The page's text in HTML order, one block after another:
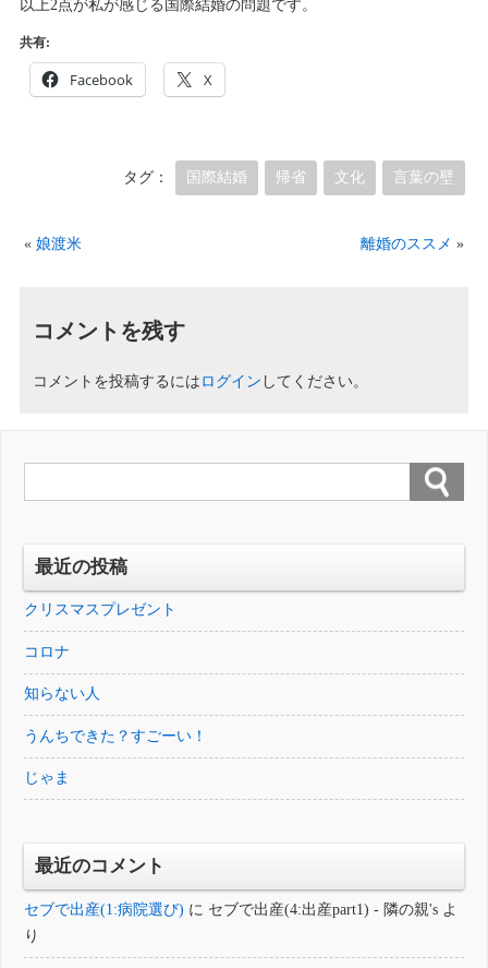
以上2点が私が感じる国際結婚の問題です。
共有:
Facebook X
タグ： 国際結婚 帰省 文化 言葉の壁
«娘渡米 離婚のススメ »
コメントを残す
コメントを投稿するには ログイン してください。
最近の投稿
クリスマスプレゼント
コロナ
知らない人
うんちできた？すごーい！
じゃま
最近のコメント
セブで出産(1:病院選び) に セブで出産(4:出産part1) - 隣の親's よ
り